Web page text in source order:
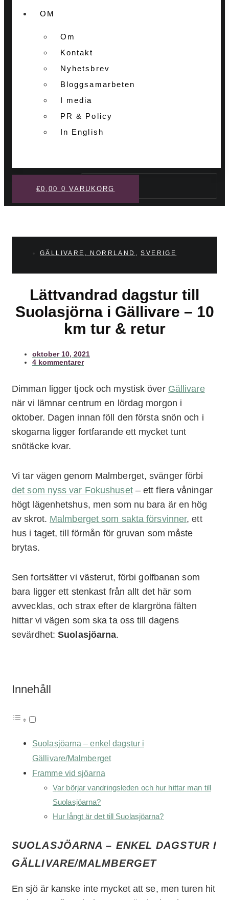
OM
Om
Kontakt
Nyhetsbrev
Bloggsamarbeten
I media
PR & Policy
In English
Sök
€0,00 0 VARUKORG
GÄLLIVARE, NORRLAND ,SVERIGE
Lättvandrad dagstur till
Suolasjörna i Gällivare – 10
km tur & retur
oktober 10, 2021
4 kommentarer
Dimman ligger tjock och mystisk över Gällivare
när vi lämnar centrum en lördag morgon i
oktober. Dagen innan föll den första snön och i
skogarna ligger fortfarande ett mycket tunt
snötäcke kvar.
Vi tar vägen genom Malmberget, svänger förbi
det som nyss var Fokushuset– ett flera våningar
högt lägenhetshus, men som nu bara är en hög
av skrot. Malmberget som sakta försvinner, ett
hus i taget, till förmån för gruvan som måste
brytas.
Sen fortsätter vi västerut, förbi golfbanan som
bara ligger ett stenkast från allt det här som
avvecklas, och strax efter de klargröna fälten
hittar vi vägen som ska ta oss till dagens
sevärdhet:Suolasjöarna.
Innehåll
Suolasjöarna – enkel dagstur i
Gällivare/Malmberget
Framme vid sjöarna
Var börjar vandringsleden och hur hittar man till
Suolasjöarna?
Hur långt är det till Suolasjöarna?
SUOLASJÖARNA – ENKEL DAGSTUR I
GÄLLIVARE/MALMBERGET
En sjö är kanske inte mycket att se, men turen hit